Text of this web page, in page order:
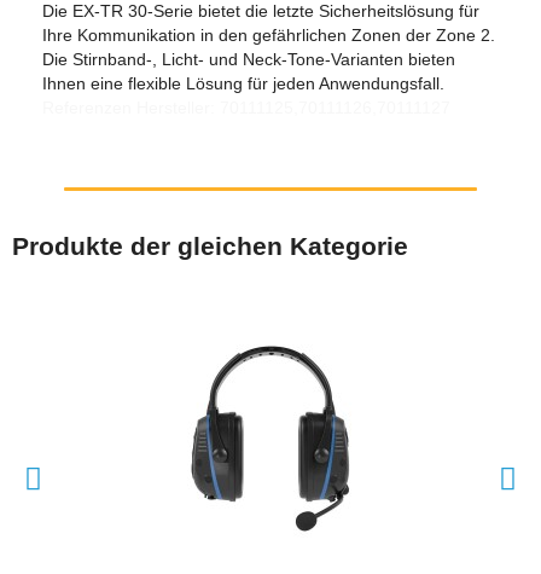
Die EX-TR 30-Serie bietet die letzte Sicherheitslösung für
Ihre Kommunikation in den gefährlichen Zonen der Zone 2.
Die Stirnband-, Licht- und Neck-Tone-Varianten bieten
Ihnen eine flexible Lösung für jeden Anwendungsfall.
Produkte der gleichen Kategorie